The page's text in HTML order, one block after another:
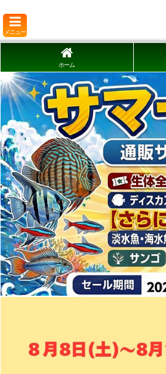
メニュー
ホーム